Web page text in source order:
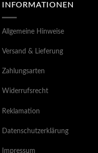
INFORMATIONEN
Allgemeine Hinweise
Versand & Lieferung
Zahlungsarten
Widerrufsrecht
Reklamation
Datenschutzerklärung
Impressum